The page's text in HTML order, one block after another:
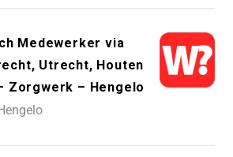
Medewerker via
Utrecht, Houten
Zorgwerk – Hengelo
Hengelo